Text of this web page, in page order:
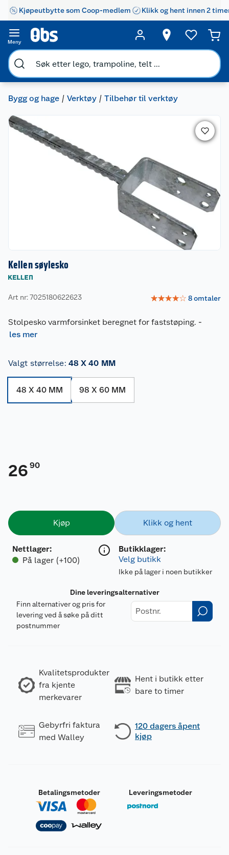
Kjøpeutbytte som Coop-medlem Klikk og hent innen 2
Meny
Bygg og hage Verktøy Tilbehør til verktøy
Kellen søylesko
Art nr: 7025180622623 ☆☆☆☆☆ 8omtaler
Stolpesko varmforsinket beregnet for faststøping. -
les mer
Valgt størrelse: 48 X 40 MM
48 X 40 MM 98 X 60 MM
26 90
Kjøp
Nettlager:
På lager (+100)
Klikk og hent
Butikklager:
Velg butikk
Ikke på lager i noen butikker
Dine leveringsalternativer
Finn alternativer og pris for
levering ved å søke på ditt
postnummer
Kvalitetsprodukter
fra kjente
merkevarer
Hent i butikk etter
bare to timer
Gebyrfri faktura
med Walley
120 dagers åpent
kjøp
Betalingsmetoder Leveringsmetoder